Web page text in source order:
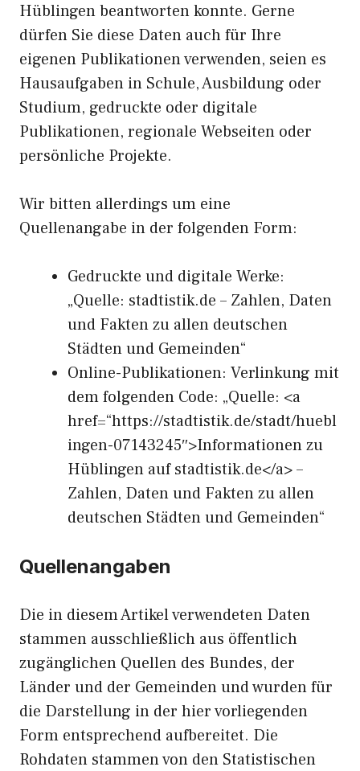
Hüblingen beantworten konnte. Gerne
dürfen Sie diese Daten auch für Ihre
eigenen Publikationen verwenden, seien es
Hausaufgaben in Schule, Ausbildung oder
Studium, gedruckte oder digitale
Publikationen, regionale Webseiten oder
persönliche Projekte.
Wir bitten allerdings um eine
Quellenangabe in der folgenden Form:
Gedruckte und digitale Werke:
„Quelle: stadtistik.de – Zahlen, Daten
und Fakten zu allen deutschen
Städten und Gemeinden“
Online-Publikationen: Verlinkung mit
dem folgenden Code: „Quelle: <a
href=“https://stadtistik.de/stadt/huebl
ingen-07143245″>Informationen zu
Hüblingen auf stadtistik.de</a> –
Zahlen, Daten und Fakten zu allen
deutschen Städten und Gemeinden“
Quellenangaben
Die in diesem Artikel verwendeten Daten
stammen ausschließlich aus öffentlich
zugänglichen Quellen des Bundes, der
Länder und der Gemeinden und wurden für
die Darstellung in der hier vorliegenden
Form entsprechend aufbereitet. Die
Rohdaten stammen von den Statistischen